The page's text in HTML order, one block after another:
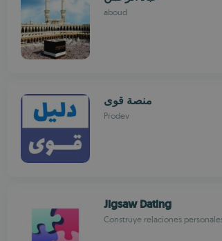
aboud
منصة قوى
Prodev
Jigsaw Dating
Construye relaciones